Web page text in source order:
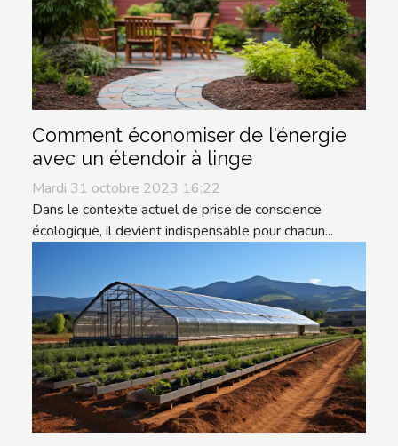
Comment économiser de l'énergie
avec un étendoir à linge
Mardi 31 octobre 2023 16:22
Dans le contexte actuel de prise de conscience
écologique, il devient indispensable pour chacun...